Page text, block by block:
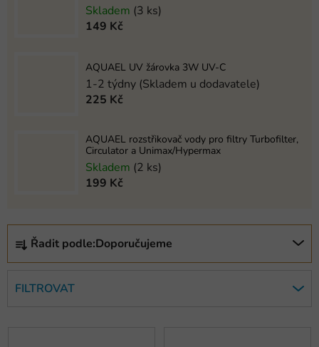
Skladem (3 ks)
149 Kč
AQUAEL UV žárovka 3W UV-C
1-2 týdny (Skladem u dodavatele)
225 Kč
AQUAEL rozstřikovač vody pro filtry Turbofilter,
Circulator a Unimax/Hypermax
Skladem (2 ks)
199 Kč
Ř
z
Řadit podle:Doporučujeme
FILTROVAT